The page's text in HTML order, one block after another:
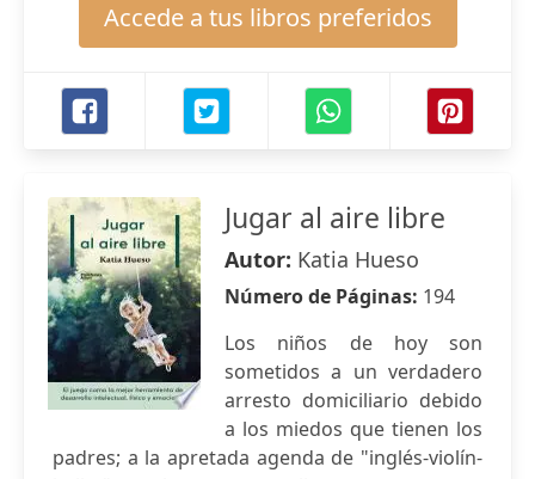
Accede a tus libros preferidos
Jugar al aire libre
Autor: Katia Hueso
Número de Páginas: 194
Los niños de hoy son
sometidos a un verdadero
arresto domiciliario debido
a los miedos que tienen los
padres; a la apretada agenda de "inglés-violín-